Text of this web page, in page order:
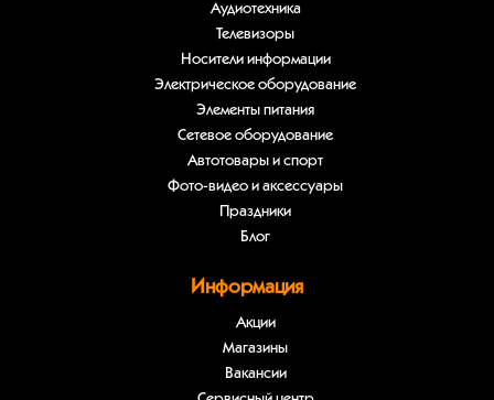
Аудиотехника
Телевизоры
Носители информации
Электрическое оборудование
Элементы питания
Сетевое оборудование
Автотовары и спорт
Фото-видео и аксессуары
Праздники
Блог
Информация
Акции
Магазины
Вакансии